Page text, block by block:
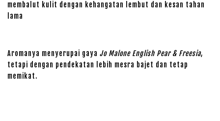
membalut kulit dengan kehangatan lembut dan kesan tahan
lama
Aromanya menyerupai gaya Jo Malone English Pear & Freesia,
tetapi dengan pendekatan lebih mesra bajet dan tetap
memikat.